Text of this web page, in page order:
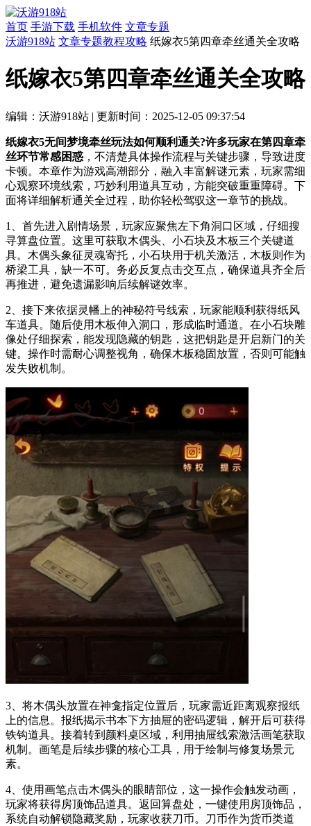
首页 手游下载 手机软件 文章专题
沃游918站 文章专题教程攻略 纸嫁衣5第四章牵丝通关全攻略
纸嫁衣5第四章牵丝通关全攻略
编辑：沃游918站 | 更新时间：2025-12-05 09:37:54
纸嫁衣5无间梦境牵丝玩法如何顺利通关?许多玩家在第四章牵
丝环节常感困惑 ，不清楚具体操作流程与关键步骤，导致进度
卡顿。本章作为游戏高潮部分，融入丰富解谜元素，玩家需细
心观察环境线索，巧妙利用道具互动，方能突破重重障碍。下
面将详细解析通关全过程，助你轻松驾驭这一章节的挑战。
1、首先进入剧情场景，玩家应聚焦左下角洞口区域，仔细搜
寻算盘位置。这里可获取木偶头、小石块及木板三个关键道
具。木偶头象征灵魂寄托，小石块用于机关激活，木板则作为
桥梁工具，缺一不可。务必反复点击交互点，确保道具齐全后
再推进，避免遗漏影响后续解谜效率。
2、接下来依据灵幡上的神秘符号线索，玩家能顺利获得纸风
车道具。随后使用木板伸入洞口，形成临时通道。在小石块雕
像处仔细探索，能发现隐藏的钥匙，这把钥匙是开启新门的关
键。操作时需耐心调整视角，确保木板稳固放置，否则可能触
发失败机制。
3、将木偶头放置在神龛指定位置后，玩家需近距离观察报纸
上的信息。报纸揭示书本下方抽屉的密码逻辑，解开后可获得
铁钩道具。接着转到颜料桌区域，利用抽屉线索激活画笔获取
机制。画笔是后续步骤的核心工具，用于绘制与修复场景元
素。
4、使用画笔点击木偶头的眼睛部位，这一操作会触发动画，
玩家将获得房顶饰品道具。返回算盘处，一键使用房顶饰品，
系统自动解锁隐藏奖励，玩家收获刀币。刀币作为货币类道